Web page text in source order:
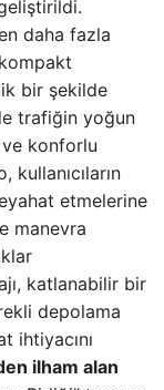
daha fazla
bir şekilde
trafiğin yoğun
konforlu
kullanıcıların
etmelerine
manevra
katlanabilir bir
depolama
ihtiyacını
ilham alan